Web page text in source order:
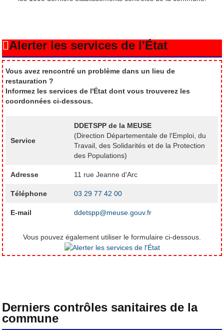
Alerter les services de l'État
Vous avez rencontré un problème dans un lieu de
restauration ?
Informez les services de l'État dont vous trouverez les
coordonnées ci-dessous.
Service
DDETSPP de la MEUSE
(Direction Départementale de l'Emploi, du
Travail, des Solidarités et de la Protection
des Populations)
Adresse 11 rue Jeanne d'Arc
Téléphone 03 29 77 42 00
E-mail ddetspp@meuse.gouv.fr
Vous pouvez également utiliser le formulaire ci-dessous.
Derniers contrôles sanitaires de la
commune